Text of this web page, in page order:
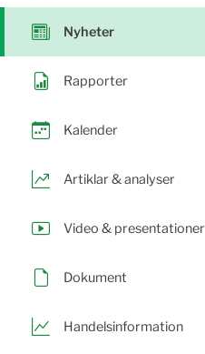
Nyheter
Rapporter
Kalender
Artiklar & analyser
Video & presentationer
Dokument
Handelsinformation